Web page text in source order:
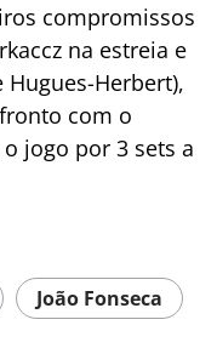
compromissos
na estreia e
Herbert),
com o
jogo por 3 sets a
João Fonseca